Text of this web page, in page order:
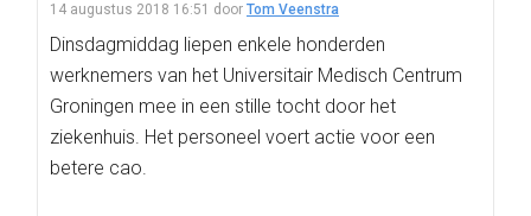
14 augustus 2018 16:51 door Tom Veenstra
Dinsdagmiddag liepen enkele honderden
werknemers van het Universitair Medisch Centrum
Groningen mee in een stille tocht door het
ziekenhuis. Het personeel voert actie voor een
betere cao.